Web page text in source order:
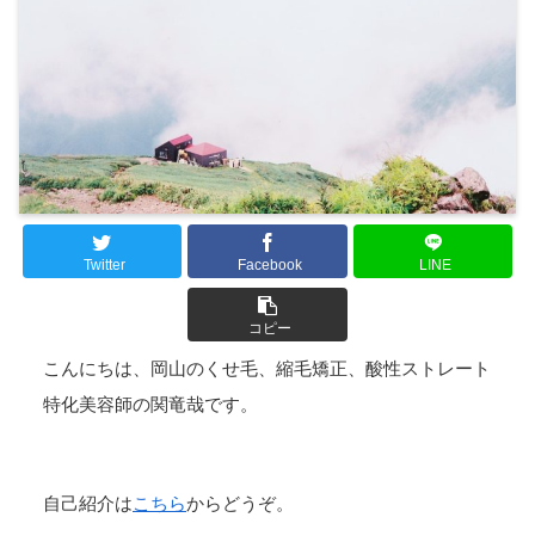
Twitter Facebook LINE
コピー
こんにちは、岡山のくせ毛、縮毛矯正、酸性ストレート
特化美容師の関竜哉です。
自己紹介はこちらからどうぞ。